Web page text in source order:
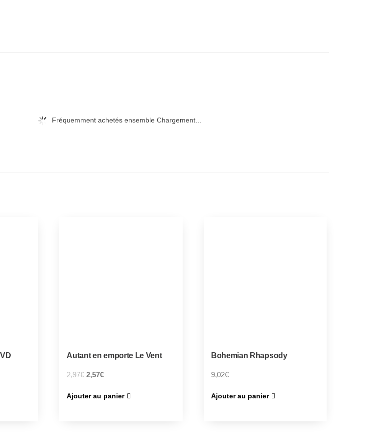
Fréquemment achetés ensemble Chargement...
Autant en emporte Le Vent
2,97€ 2,57€
Ajouter au panier
Bohemian Rhapsody
9,02€
Ajouter au panier